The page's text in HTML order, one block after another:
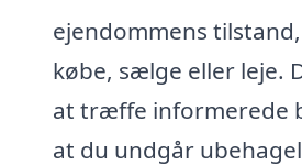
ejendommens
købe, sælge eller leje.
at træffe informerede
at du undgår